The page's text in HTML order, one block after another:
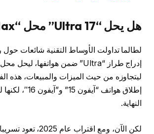
هل يحل “17 Ultra ” محل “
لطالما تداولت الأوساط التقنية شائعات حول
ليتجاوزه من حيث الميزات والمبيعات، هذه
إطلاق هواتف “آيفون
النهاية.
لكن الآن، ومع اقتراب